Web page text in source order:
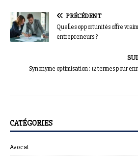
PRÉCÉDENT
Quelles opportunités offre
entrepreneurs ?
Synonyme optimisation : 12 termes pour
CATÉGORIES
Avocat